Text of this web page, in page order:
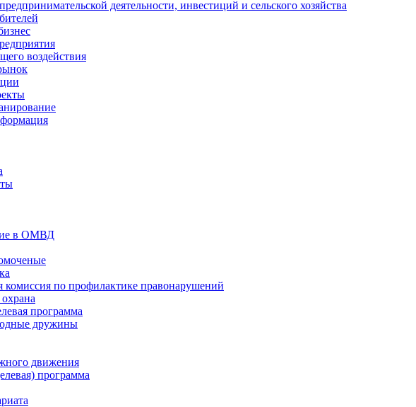
деятельности, инвестиций и сельского хозяйства
воздействия
в ОМВД
комиссия по профилактике правонарушений
программа
дружины
движения
программа